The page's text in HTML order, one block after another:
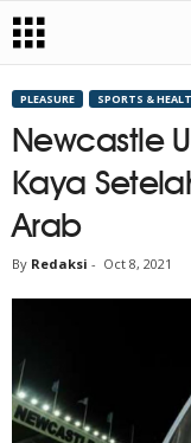
PLEASURE SPORTS &
Newcastle
Kaya
Arab
By Redaksi - Oct 8, 2021